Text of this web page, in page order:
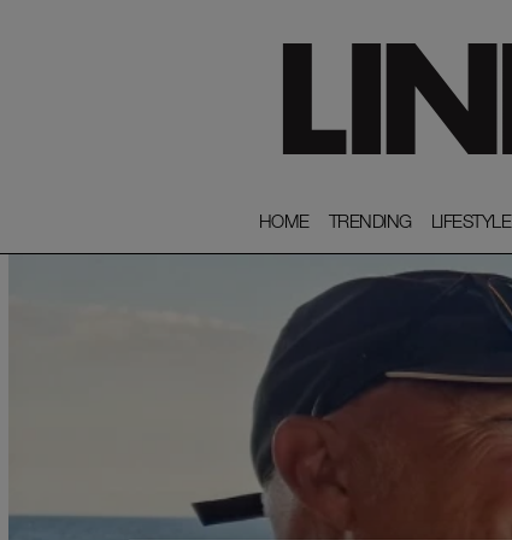
HOME
HOME TRENDING
TRENDING LIFESTYLE
LIFESTYLE